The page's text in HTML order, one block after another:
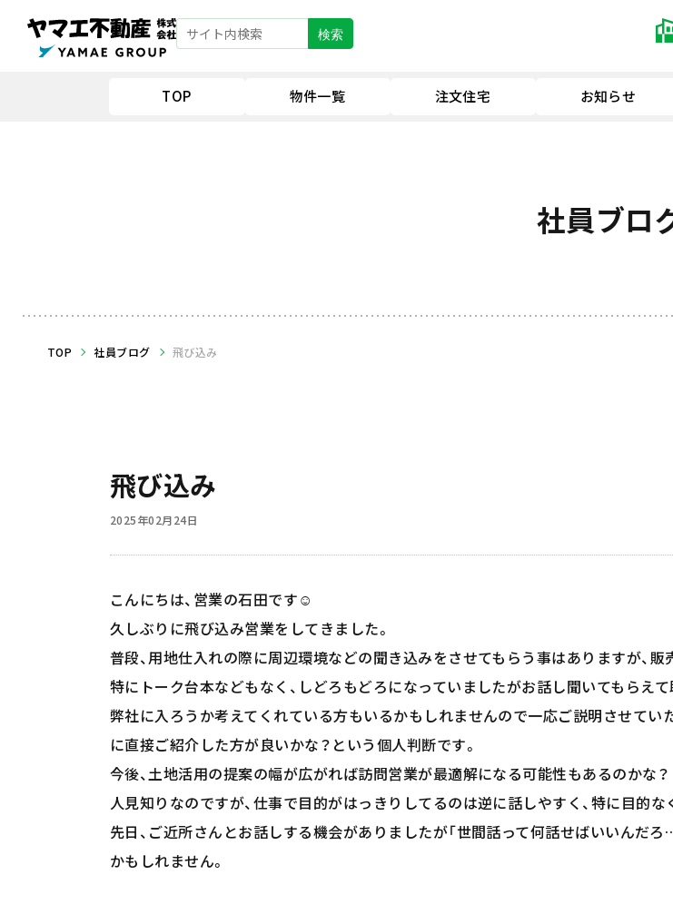
検索
TOP 物件一覧 注文住宅 お知らせ
社員ブロ
TOP 社員ブログ 飛び込み
飛び込み
2025年02月24日
こんにちは、営業の石田です☺️
久しぶりに飛び込み営業をしてきました。
普段、用地仕入れの際に周辺環境などの聞き込みをさせてもらう事はありますが、
特にトーク台本などもなく、しどろもどろになっていましたがお話し聞いてもらえて
弊社に入ろうか考えてくれている方もいるかもしれませんので一応ご説明させてい
に直接ご紹介した方が良いかな？という個人判断です。
今後、土地活用の提案の幅が広がれば訪問営業が最適解になる可能性もあるのかな？
人見知りなのですが、仕事で目的がはっきりしてるのは逆に話しやすく、特に目的
先日、ご近所さんとお話しする機会がありましたが「世間話って何話せばいいんだ
かもしれません。